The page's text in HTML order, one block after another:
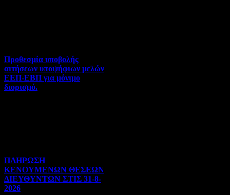
Προθεσμία υποβολής
αιτήσεων υποψήφιων μελών
ΕΕΠ-ΕΒΠ για μόνιμο
διορισμό.
ΠΛΗΡΩΣΗ
ΚΕΝΟΥΜΕΝΩΝ ΘΕΣΕΩΝ
ΔΙΕΥΘΥΝΤΩΝ ΣΤΙΣ 31-8-
2026